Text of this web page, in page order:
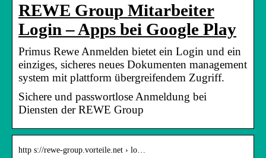
REWE Group Mitarbeiter
Login – Apps bei Google Play
Primus Rewe Anmelden bietet ein Login und ein
einziges, sicheres neues Dokumenten management
system mit plattform übergreifendem Zugriff.
Sichere und passwortlose Anmeldung bei
Diensten der REWE Group
http s://rewe-group.vorteile.net › lo…